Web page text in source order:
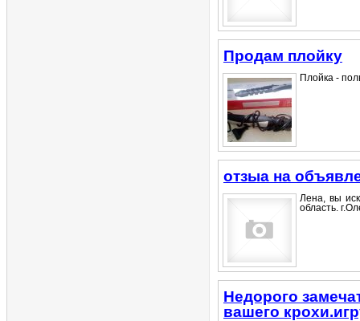
Продам плойку
Плойка -
отзыа на
Лена, вы
область.
Недорого
вашего